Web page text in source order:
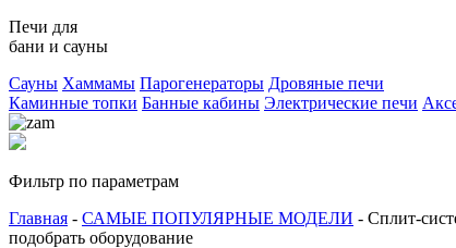
Печи для
бани и сауны
Сауны Хаммамы Парогенераторы Дровяные печи
Каминные топки Банные кабины Электрические печи
Фильтр по параметрам
Главная - САМЫЕ ПОПУЛЯРНЫЕ МОДЕЛИ - Сплит-
подобрать оборудование